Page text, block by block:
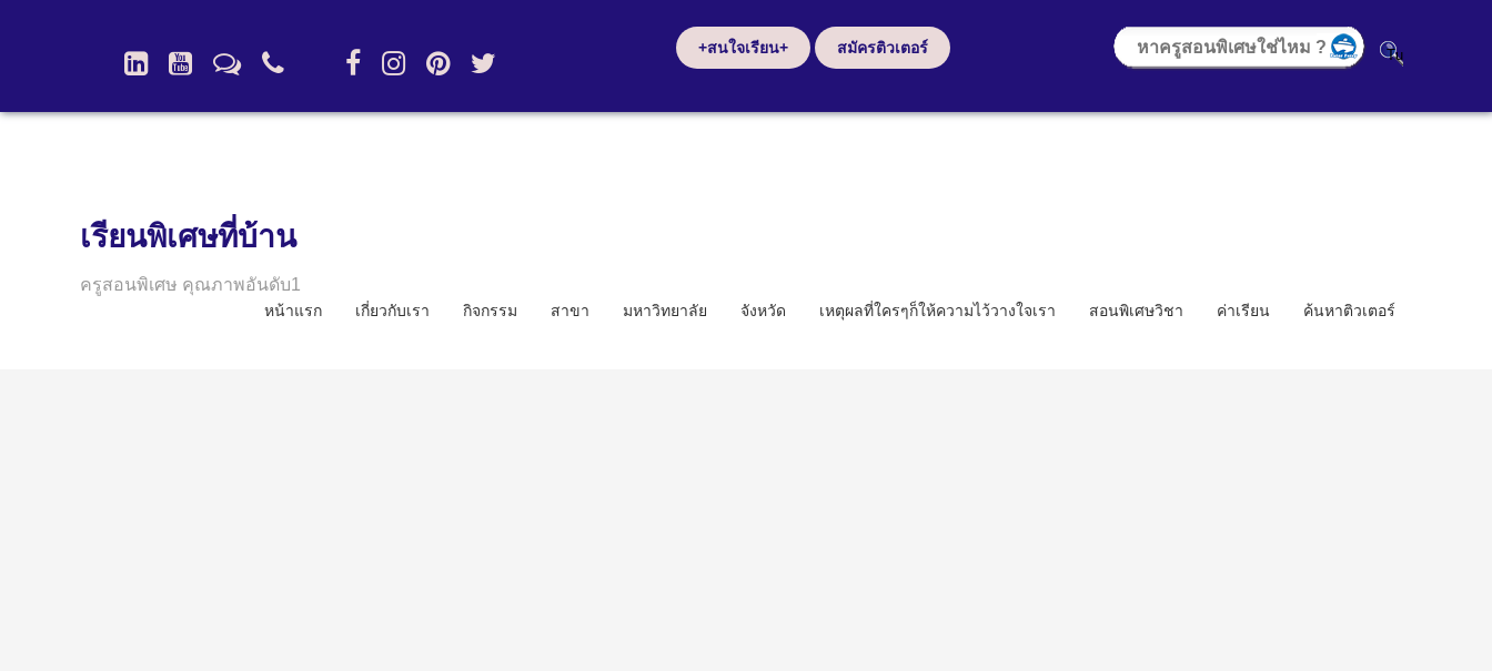
+สนใจเรียน+ สมัครติวเตอร์
เรียนพิเศษที่บ้าน
ครูสอนพิเศษ คุณภาพอันดับ1
หน้าแรก เกี่ยวกับเรา กิจกรรม สาขา มหาวิทยาลัย จังหวัด เหตุผลที่ใครๆก็ให้ความไว้วางใจเรา สอนพิเศษวิชา ค่าเรียน ค้นหาติวเตอร์